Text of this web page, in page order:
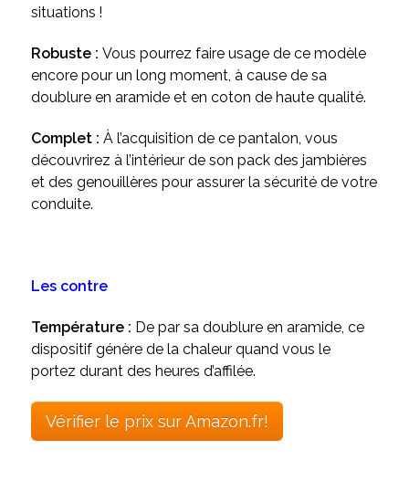
situations !
Robuste : Vous pourrez faire usage de ce modèle
encore pour un long moment, à cause de sa
doublure en aramide et en coton de haute qualité.
Complet : À l’acquisition de ce pantalon, vous
découvrirez à l’intérieur de son pack des jambières
et des genouillères pour assurer la sécurité de votre
conduite.
Les contre
Température : De par sa doublure en aramide, ce
dispositif génère de la chaleur quand vous le
portez durant des heures d’affilée.
Vérifier le prix sur Amazon.fr!